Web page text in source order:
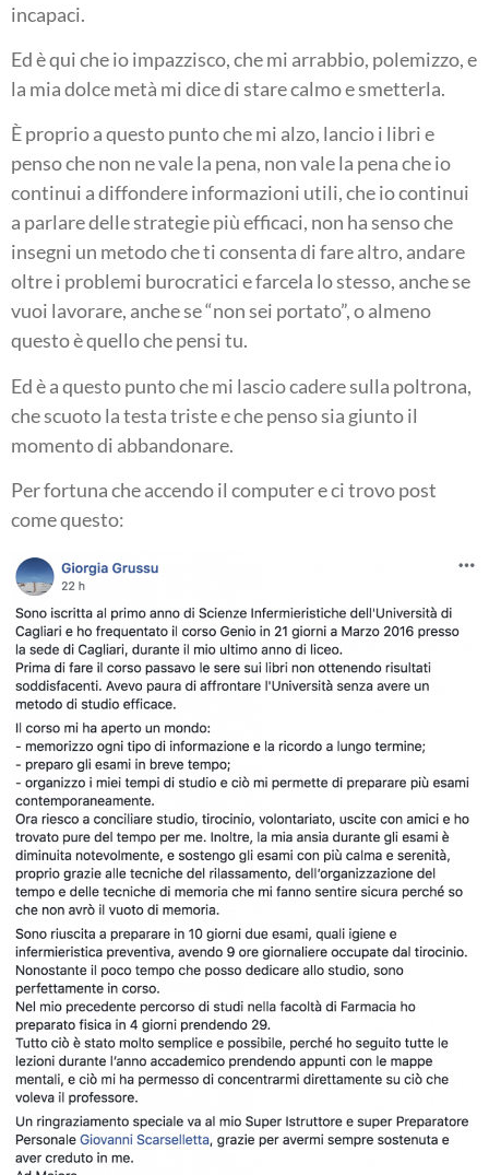
incapaci.
Ed è qui che io impazzisco, che mi arrabbio, polemizzo, e
la mia dolce metà mi dice di stare calmo e smetterla.
È proprio a questo punto che mi alzo, lancio i libri e
penso che non ne vale la pena, non vale la pena che io
continui a diffondere informazioni utili, che io continui
a parlare delle strategie più efficaci, non ha senso che
insegni un metodo che ti consenta di fare altro, andare
oltre i problemi burocratici e farcela lo stesso, anche se
vuoi lavorare, anche se “non sei portato”, o almeno
questo è quello che pensi tu.
Ed è a questo punto che mi lascio cadere sulla poltrona,
che scuoto la testa triste e che penso sia giunto il
momento di abbandonare.
Per fortuna che accendo il computer e ci trovo post
come questo: